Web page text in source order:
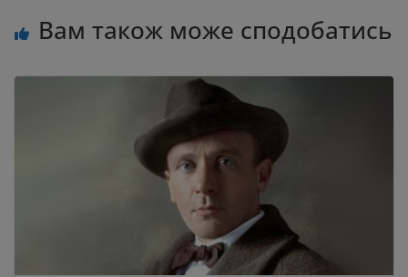
Вам також може сподобатись